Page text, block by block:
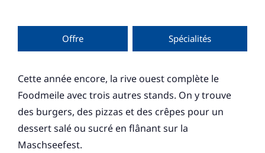
Offre Spécialités
Cette année encore, la rive ouest complète le
Foodmeile avec trois autres stands. On y trouve
des burgers, des pizzas et des crêpes pour un
dessert salé ou sucré en flânant sur la
Maschseefest.